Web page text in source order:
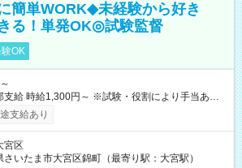
簡単WORK◆未経験から好き
る！単発OK◎試験監督
OK
により手当あり
より昇給あり 【即給（前払い）オプションあ
れる場合、勤務から1週間ほどで給与の一部を受け
模擬試験 8:30～17:30（休憩1時間） 時給1,300円
10,400円＋交通費 ※当日の役割により時給＋100
支給あり
宮区
いたま市大宮区錦町（最寄り駅：大宮駅）